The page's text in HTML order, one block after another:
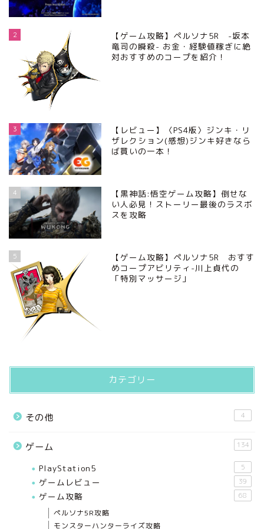
2
【ゲーム攻略】ペルソナ5R -坂本
竜司の瞬殺- お金・経験値稼ぎに絶
対おすすめのコープを紹介！
3
【レビュー】〈PS4版〉ジンキ・リ
ザレクション(感想)ジンキ好きなら
ば買いの一本！
4
【黒神話:悟空ゲーム攻略】倒せな
い人必見！ストーリー最後のラスボ
スを攻略
5
【ゲーム攻略】ペルソナ5R おすす
めコープアビリティ-川上貞代の
「特別マッサージ」
カテゴリー
その他 4
ゲーム 134
PlayStation5 5
ゲームレビュー 39
ゲーム攻略 68
ペルソナ5R攻略
モンスターハンターライズ攻略